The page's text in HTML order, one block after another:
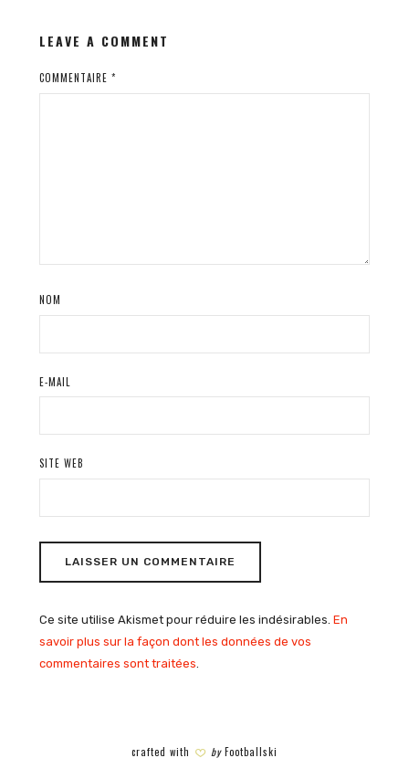
LEAVE A COMMENT
COMMENTAIRE *
NOM
E-MAIL
SITE WEB
Ce site utilise Akismet pour réduire les indésirables. En
savoir plus sur la façon dont les données de vos
commentaires sont traitées.
crafted with byFootballski